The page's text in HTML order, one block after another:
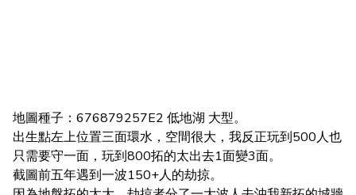
地圖種子：676879257E2 低地湖 大型。
出生點左上位置三面環水，空間很大，我反正玩到500人也
只需要守一面，玩到800拓的太出去1面變3面。
截圖前五年遇到一波150+人的劫掠。